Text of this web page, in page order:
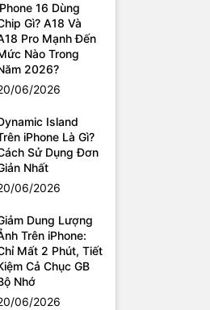
16 Dùng
Gì? A18 Và
Pro Mạnh Đến
Nào Trong
2026?
06/2026
Island
iPhone Là Gì?
Sử Dụng Đơn
Nhất
06/2026
Dung Lượng
Trên iPhone:
Mất 2 Phút, Tiết
Cả Chục GB
Nhớ
06/2026